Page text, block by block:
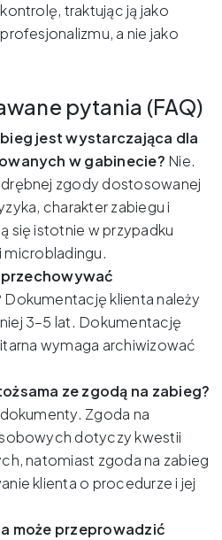
traktując ją jako
a nie jako
pytania (FAQ)
jest wystarczająca dla
w gabinecie? Nie.
zgody dostosowanej
charakter zabiegu i
się istotnie w przypadku
microbladingu.
przechowywać
Dokumentację klienta należy
3–5 lat. Dokumentację
wymaga archiwizować
ze zgodą na zabieg?
Zgoda na
dotyczy kwestii
natomiast zgoda na zabieg
klienta o procedurze i jej
może przeprowadzić